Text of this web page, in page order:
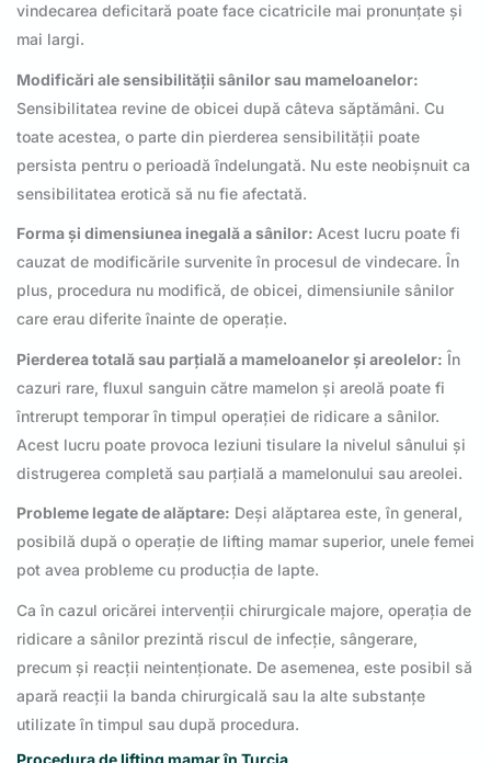
vindecarea deficitară poate face cicatricile mai pronunțate și
mai largi.
Modificări ale sensibilității sânilor sau mameloanelor:
Sensibilitatea revine de obicei după câteva săptămâni. Cu
toate acestea, o parte din pierderea sensibilității poate
persista pentru o perioadă îndelungată. Nu este neobișnuit ca
sensibilitatea erotică să nu fie afectată.
Forma și dimensiunea inegală a sânilor: Acest lucru poate fi
cauzat de modificările survenite în procesul de vindecare. În
plus, procedura nu modifică, de obicei, dimensiunile sânilor
care erau diferite înainte de operație.
Pierderea totală sau parțială a mameloanelor și areolelor: În
cazuri rare, fluxul sanguin către mamelon și areolă poate fi
întrerupt temporar în timpul operației de ridicare a sânilor.
Acest lucru poate provoca leziuni tisulare la nivelul sânului și
distrugerea completă sau parțială a mamelonului sau areolei.
Probleme legate de alăptare: Deși alăptarea este, în general,
posibilă după o operație de lifting mamar superior, unele femei
pot avea probleme cu producția de lapte.
Ca în cazul oricărei intervenții chirurgicale majore, operația de
ridicare a sânilor prezintă riscul de infecție, sângerare,
precum și reacții neintenționate. De asemenea, este posibil să
apară reacții la banda chirurgicală sau la alte substanțe
utilizate în timpul sau după procedura.